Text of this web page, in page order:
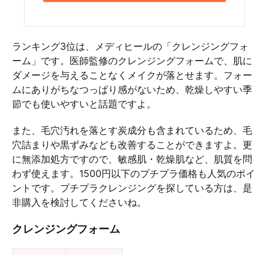
ランキング3位は、メディヒールの「クレンジングフォ
ーム」です。医師監修のクレンジングフォームで、肌に
ダメージを与えることなくメイクが落とせます。フォー
ムにありがちなつっぱり感がないため、乾燥しやすい季
節でも使いやすいと話題ですよ。
また、毛穴汚れを落とす炭成分も含まれているため、毛
穴詰まりや黒ずみなども改善することができますよ。更
に無添加処方ですので、敏感肌・乾燥肌など、肌質を問
わず使えます。1500円以下のプチプラ価格も人気のポイ
ントです。プチプラクレンジングを探している方は、是
非購入を検討してくださいね。
クレンジングフォーム